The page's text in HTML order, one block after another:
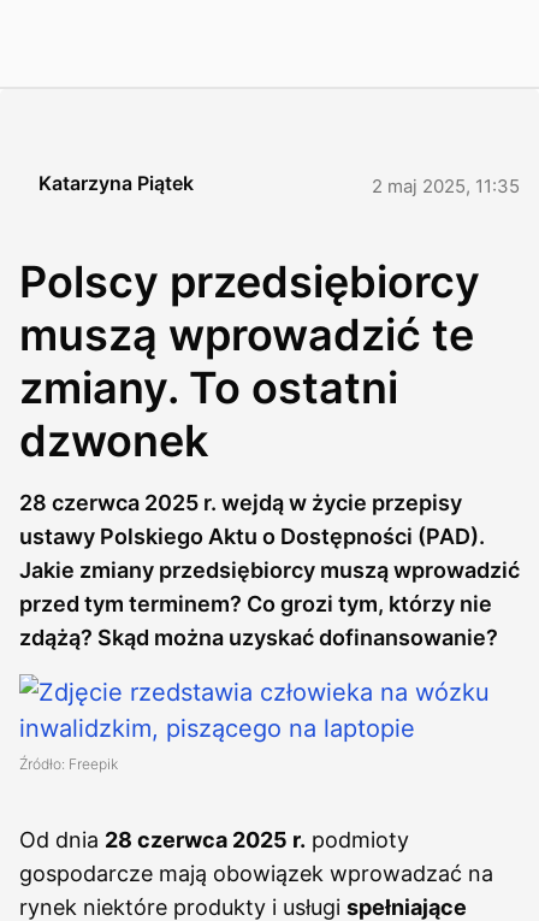
Katarzyna Piątek 2 maj 2025, 11:35
Polscy przedsiębiorcy
muszą wprowadzić te
zmiany. To ostatni
dzwonek
28 czerwca 2025 r. wejdą w życie przepisy
ustawy Polskiego Aktu o Dostępności (PAD).
Jakie zmiany przedsiębiorcy muszą wprowadzić
przed tym terminem? Co grozi tym, którzy nie
zdążą? Skąd można uzyskać dofinansowanie?
Źródło: Freepik
Od dnia 28 czerwca 2025 r. podmioty
gospodarcze mają obowiązek wprowadzać na
rynek niektóre produkty i usługi spełniające